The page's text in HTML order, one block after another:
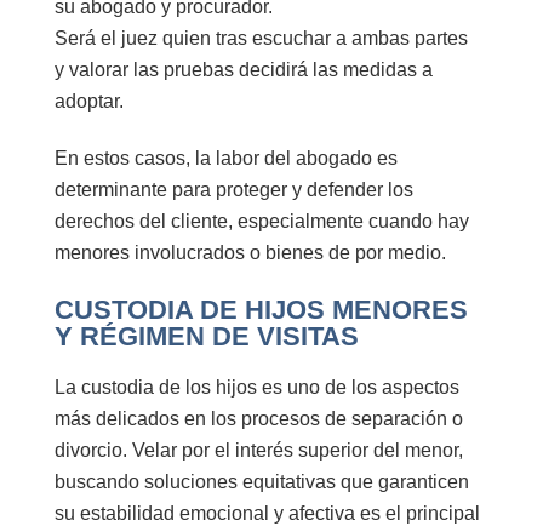
su abogado y procurador.
Será el juez quien tras escuchar a ambas partes
y valorar las pruebas decidirá las medidas a
adoptar.
En estos casos, la labor del abogado es
determinante para proteger y defender los
derechos del cliente, especialmente cuando hay
menores involucrados o bienes de por medio.
CUSTODIA DE HIJOS MENORES
Y RÉGIMEN DE VISITAS
La custodia de los hijoses uno de los aspectos
más delicados en los procesos de separación o
divorcio. Velar por el interés superior del menor,
buscando soluciones equitativas que garanticen
su estabilidad emocional y afectiva es el principal